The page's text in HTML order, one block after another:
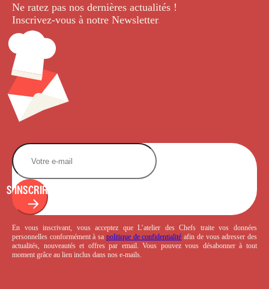
Ne ratez pas nos dernières actualités !
Inscrivez-vous à notre Newsletter.
S'INSCRIRE
En vous inscrivant, vous acceptez que L’atelier des Chefs traite vos données
personnelles conformément à sa politique de confidentialité afin de vous adresser des
actualités, nouveautés et offres par email. Vous pouvez vous désabonner à tout
moment grâce au lien inclus dans nos e-mails.